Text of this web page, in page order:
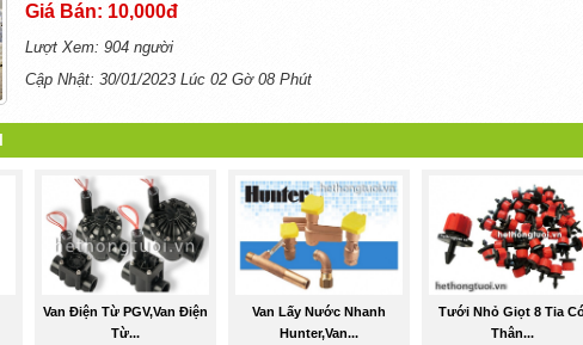
Giá Bán: 10,000đ
Lượt Xem: 904 người
Cập Nhật: 30/01/2023 Lúc 02 Gờ 08 Phút
Van Điện Từ PGV,van Điện
Từ...
Van Lấy Nước Nhanh
Hunter,van...
Tưới Nhỏ Giọt 8 Tia
Thân...